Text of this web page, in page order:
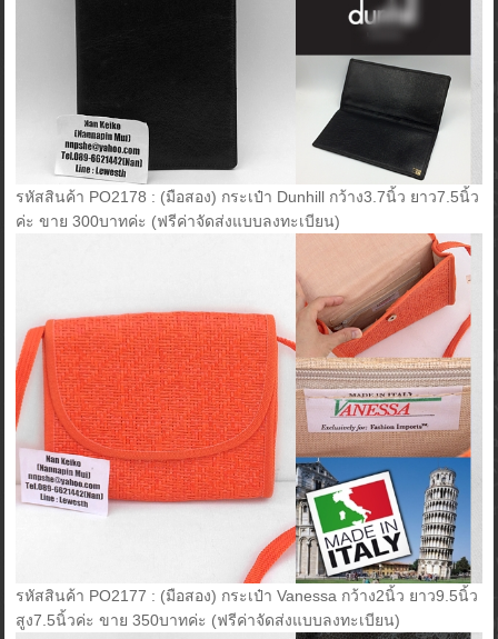
รหัสสินค้า PO2178 : (มือสอง) กระเป๋า Dunhill กว้าง3.7นิ้ว ยาว7.5นิ้ว
ค่ะ ขาย 300บาทค่ะ (ฟรีค่าจัดส่งแบบลงทะเบียน)
รหัสสินค้า PO2177 : (มือสอง) กระเป๋า Vanessa กว้าง2นิ้ว ยาว9.5นิ้ว
สูง7.5นิ้วค่ะ ขาย 350บาทค่ะ (ฟรีค่าจัดส่งแบบลงทะเบียน)